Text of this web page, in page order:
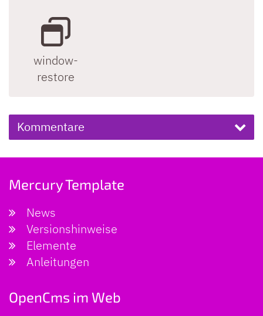
window-
restore
Kommentare
Mercury Template
News
Versionshinweise
Elemente
Anleitungen
OpenCms im Web